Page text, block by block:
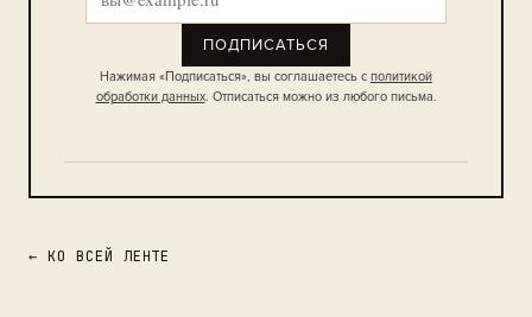
ПОДПИСАТЬСЯ
Нажимая «Подписаться», вы соглашаетесь с политикой
обработки данных. Отписаться можно из любого письма.
← КО ВСЕЙ ЛЕНТЕ